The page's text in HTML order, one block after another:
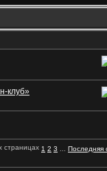
клуб»
1 2 3
Последняя